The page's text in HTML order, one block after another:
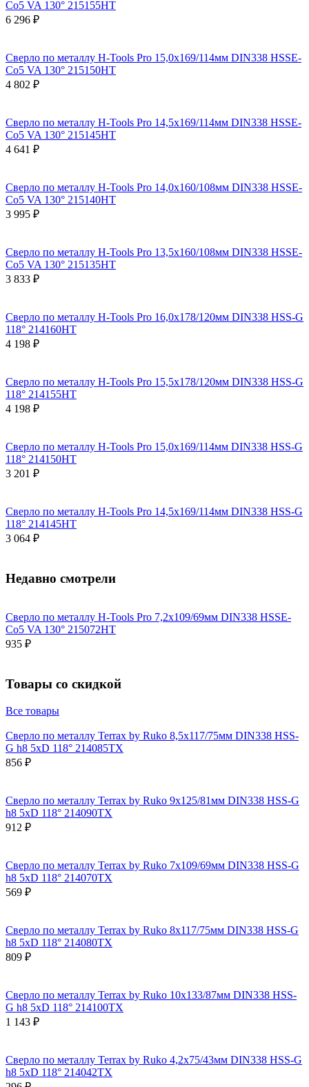
Co5 VA 130° 215155HT
6 296 ₽
Сверло по металлу H-Tools Pro 15,0x169/114мм DIN338 HSSE-
Co5 VA 130° 215150HT
4 802 ₽
Сверло по металлу H-Tools Pro 14,5x169/114мм DIN338 HSSE-
Co5 VA 130° 215145HT
4 641 ₽
Сверло по металлу H-Tools Pro 14,0x160/108мм DIN338 HSSE-
Co5 VA 130° 215140HT
3 995 ₽
Сверло по металлу H-Tools Pro 13,5x160/108мм DIN338 HSSE-
Co5 VA 130° 215135HT
3 833 ₽
Сверло по металлу H-Tools Pro 16,0x178/120мм DIN338 HSS-G
118° 214160HT
4 198 ₽
Сверло по металлу H-Tools Pro 15,5x178/120мм DIN338 HSS-G
118° 214155HT
4 198 ₽
Сверло по металлу H-Tools Pro 15,0x169/114мм DIN338 HSS-G
118° 214150HT
3 201 ₽
Сверло по металлу H-Tools Pro 14,5x169/114мм DIN338 HSS-G
118° 214145HT
3 064 ₽
Недавно смотрели
Сверло по металлу H-Tools Pro 7,2x109/69мм DIN338 HSSE-
Co5 VA 130° 215072HT
935 ₽
Товары со скидкой
Все товары
Сверло по металлу Terrax by Ruko 8,5x117/75мм DIN338 HSS-
G h8 5xD 118° 214085TX
856 ₽
Сверло по металлу Terrax by Ruko 9x125/81мм DIN338 HSS-G
h8 5xD 118° 214090TX
912 ₽
Сверло по металлу Terrax by Ruko 7x109/69мм DIN338 HSS-G
h8 5xD 118° 214070TX
569 ₽
Сверло по металлу Terrax by Ruko 8x117/75мм DIN338 HSS-G
h8 5xD 118° 214080TX
809 ₽
Сверло по металлу Terrax by Ruko 10x133/87мм DIN338 HSS-
G h8 5xD 118° 214100TX
1 143 ₽
Сверло по металлу Terrax by Ruko 4,2x75/43мм DIN338 HSS-G
h8 5xD 118° 214042TX